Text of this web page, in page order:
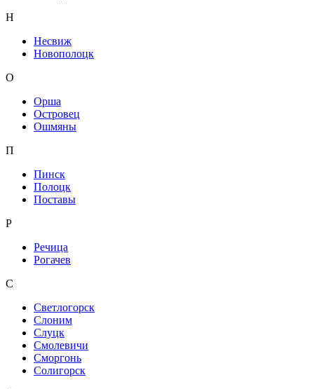
Н
Несвиж
Новополоцк
О
Орша
Островец
Ошмяны
П
Пинск
Полоцк
Поставы
Р
Речица
Рогачев
С
Светлогорск
Слоним
Слуцк
Смолевичи
Сморгонь
Солигорск